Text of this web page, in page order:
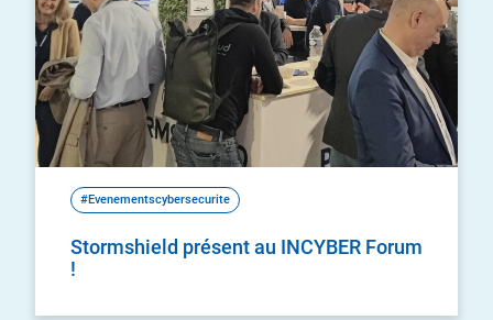
#Evenementscybersecurite
Stormshield présent au INCYBER Forum
!